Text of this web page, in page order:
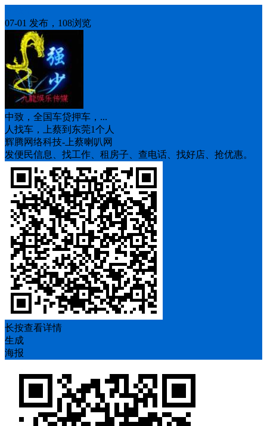
07-01 发布，108浏览
中致，全国车贷押车，...
人找车，上蔡到东莞1个人
辉腾网络科技-上蔡喇叭网
发便民信息、找工作、租房子、查电话、找好店、抢优惠。
长按查看详情
生成
海报